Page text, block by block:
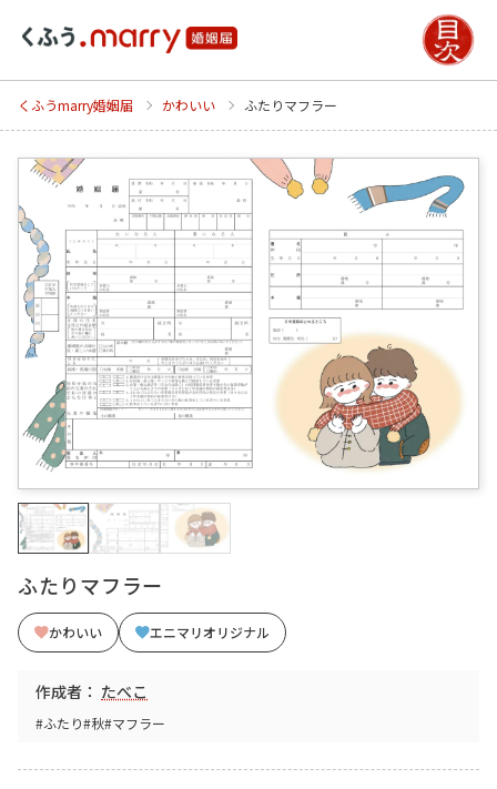
くふうmarry婚姻届 かわいい ふたりマフラー
ふたりマフラー
かわいい エニマリオリジナル
作成者： たべこ
#ふたり#秋#マフラー